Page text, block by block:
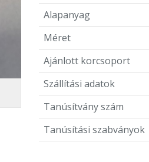
Alapanyag
Méret
Ajánlott korcsoport
Szállítási adatok
Tanúsítvány szám
Tanúsítási szabványok